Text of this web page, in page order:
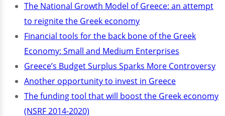
The National Growth Model of Greece: an attempt
to reignite the Greek economy
Financial tools for the back bone of the Greek
Economy: Small and Medium Enterprises
Greece’s Budget Surplus Sparks More Controversy
Another opportunity to invest in Greece
The funding tool that will boost the Greek economy
(NSRF 2014-2020)